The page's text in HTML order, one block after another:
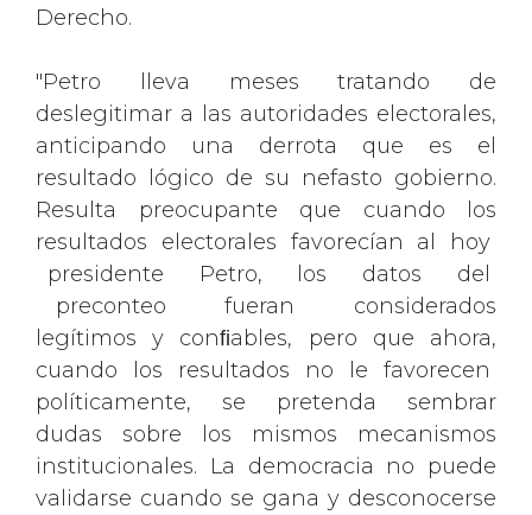
Derecho.
"Petro lleva meses tratando de
deslegitimar a las autoridades electorales,
anticipando una derrota que es el
resultado lógico de su nefasto gobierno.
Resulta preocupante que cuando los
resultados electorales favorecían al hoy
presidente Petro, los datos del
preconteo fueran considerados
legítimos y conﬁables, pero que ahora,
cuando los resultados no le favorecen
políticamente, se pretenda sembrar
dudas sobre los mismos mecanismos
institucionales. La democracia no puede
validarse cuando se gana y desconocerse